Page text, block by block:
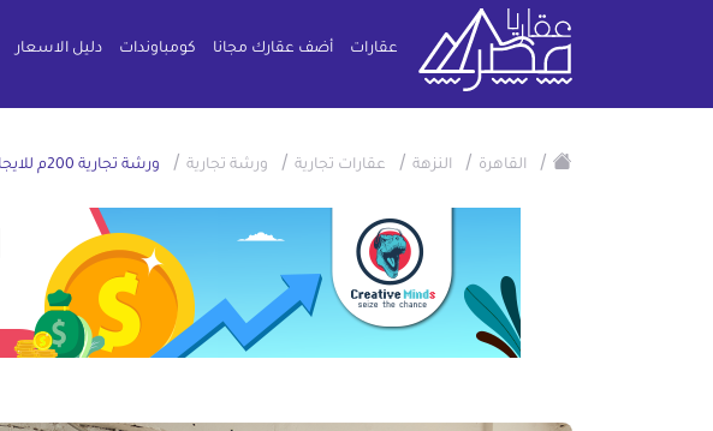
عقارات أضف عقارك مجانا كومباوندات دليل الاسعار
/ القاهرة / النزهة / عقارات تجارية / ورشة تجارية / ورشة تجارية 200م للايجار الشهرى بالنزهة القاهرة